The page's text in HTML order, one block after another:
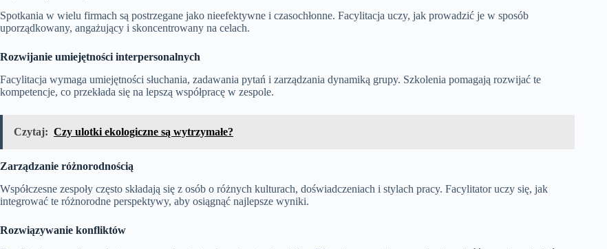
Spotkania w wielu firmach są postrzegane jako nieefektywne i czasochłonne. Facylitacja uczy, jak prowadzić je w sposób
uporządkowany, angażujący i skoncentrowany na celach.
Rozwijanie umiejętności interpersonalnych
Facylitacja wymaga umiejętności słuchania, zadawania pytań i zarządzania dynamiką grupy. Szkolenia pomagają rozwijać te
kompetencje, co przekłada się na lepszą współpracę w zespole.
Czytaj: Czy ulotki ekologiczne są wytrzymałe?
Zarządzanie różnorodnością
Współczesne zespoły często składają się z osób o różnych kulturach, doświadczeniach i stylach pracy. Facylitator uczy się, jak
integrować te różnorodne perspektywy, aby osiągnąć najlepsze wyniki.
Rozwiązywanie konfliktów